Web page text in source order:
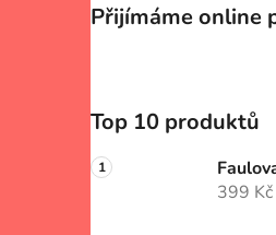
Přijímáme online
Top 10 produktů
399 Kč